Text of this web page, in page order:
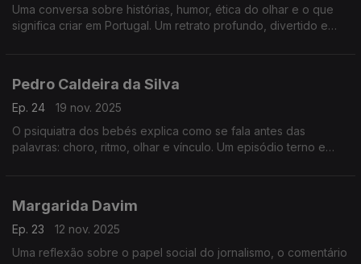
Uma conversa sobre histórias, humor, ética do olhar e o que
significa criar em Portugal. Um retrato profundo, divertido e
Pedro Caldeira da Silva
Ep. 24
19 nov. 2025
O psiquiatra dos bebés explica como se fala antes das
palavras: choro, ritmo, olhar e vínculo. Um episódio terno e
Margarida Davim
Ep. 23
12 nov. 2025
Uma reflexão sobre o papel social do jornalismo, o comentário